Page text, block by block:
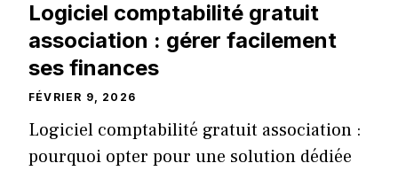
Logiciel comptabilité gratuit
association : gérer facilement
ses finances
FÉVRIER 9, 2026
Logiciel comptabilité gratuit association :
pourquoi opter pour une solution dédiée